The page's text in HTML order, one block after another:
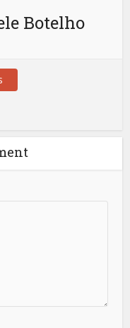
Botelho